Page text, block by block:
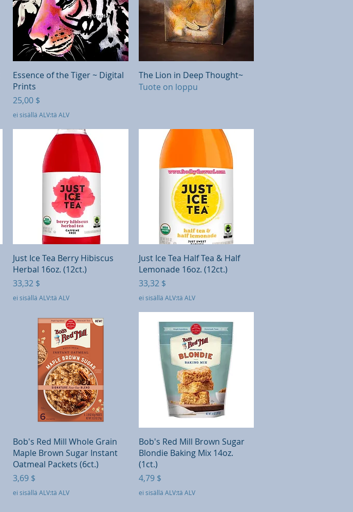
Pikakatselu
Essence of the Tiger ~ Digital
Prints
Hinta
25,00 $
ei sisällä ALV:tä ALV
Pikakatselu
The Lion in Deep Thought~
Tuote on loppu
Pikakatselu
Just Ice Tea Berry Hibiscus
Herbal 16oz. (12ct.)
Hinta
33,32 $
ei sisällä ALV:tä ALV
Pikakatselu
Just Ice Tea Half Tea & Half
Lemonade 16oz. (12ct.)
Hinta
33,32 $
ei sisällä ALV:tä ALV
Pikakatselu
Bob's Red Mill Whole Grain
Maple Brown Sugar Instant
Oatmeal Packets (6ct.)
Hinta
3,69 $
ei sisällä ALV:tä ALV
Pikakatselu
Bob's Red Mill Brown Sugar
Blondie Baking Mix 14oz.
(1ct.)
Hinta
4,79 $
ei sisällä ALV:tä ALV